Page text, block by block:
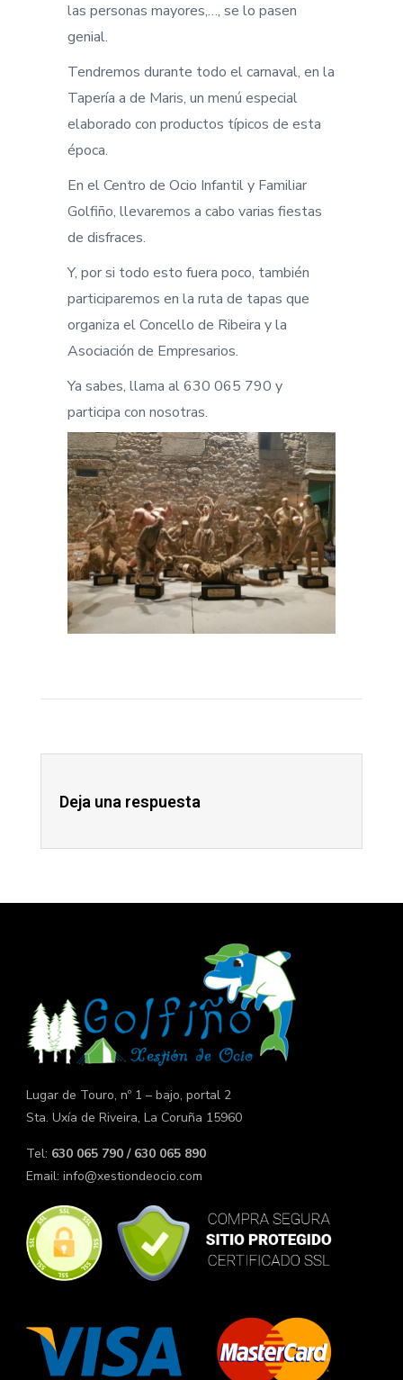
las personas mayores,…, se lo pasen
genial.
Tendremos durante todo el carnaval, en la
Tapería a de Maris, un menú especial
elaborado con productos típicos de esta
época.
En el Centro de Ocio Infantil y Familiar
Golfiño, llevaremos a cabo varias fiestas
de disfraces.
Y, por si todo esto fuera poco, también
participaremos en la ruta de tapas que
organiza el Concello de Ribeira y la
Asociación de Empresarios.
Ya sabes, llama al 630 065 790 y
participa con nosotras.
Deja una respuesta
Lugar de Touro, nº 1 – bajo, portal 2
Sta. Uxía de Riveira, La Coruña 15960
Tel: 630 065 790 / 630 065 890
Email: info@xestiondeocio.com